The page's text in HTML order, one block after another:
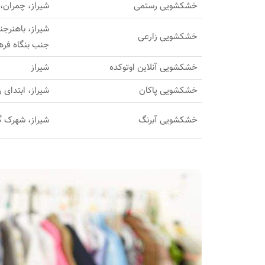
خشکشویی رستمی شیراز،
خشکشویی زارعی
شیراز،
جنب بنگاه
خشکشویی آنلاین اوتوکده
شیراز
خشکشویی پاکان
شیراز، ابتدای
خشکشویی آبرنگ شیراز، شهرک